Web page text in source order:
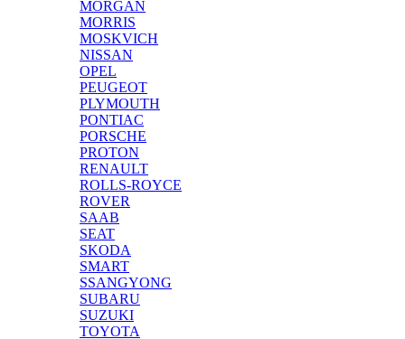
MORGAN
MORRIS
MOSKVICH
NISSAN
OPEL
PEUGEOT
PLYMOUTH
PONTIAC
PORSCHE
PROTON
RENAULT
ROLLS-ROYCE
ROVER
SAAB
SEAT
SKODA
SMART
SSANGYONG
SUBARU
SUZUKI
TOYOTA